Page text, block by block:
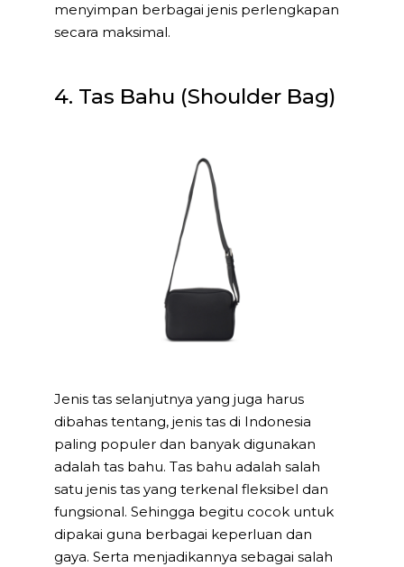
menyimpan berbagai jenis perlengkapan
secara maksimal.
4. Tas Bahu (Shoulder Bag)
Jenis tas selanjutnya yang juga harus
dibahas tentang, jenis tas di Indonesia
paling populer dan banyak digunakan
adalah tas bahu. Tas bahu adalah salah
satu jenis tas yang terkenal fleksibel dan
fungsional. Sehingga begitu cocok untuk
dipakai guna berbagai keperluan dan
gaya. Serta menjadikannya sebagai salah